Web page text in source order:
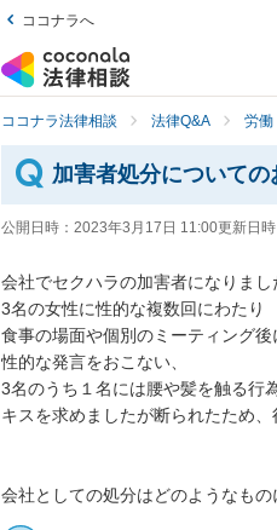
ココナラへ
ココナラ法律相談 法律Q&A 労働
加害者処分についての
公開日時： 2023年3月17日 11:00更新日時
会社でセクハラの加害者になりまし
3名の女性に性的な複数回にわたり
食事の場面や個別のミーティング後
性的な発言をおこない、
3名のうち１名には腰や髪を触る行
キスを求めましたが断られたため、
会社としての処分はどのようなも